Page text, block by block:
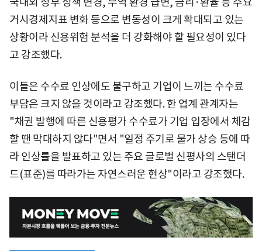
거시경제지표 변화 등으로 변동성이 크게 확대되고 있는
상황이라 신용위험 분석을 더 강화해야 할 필요성이 있다
고 강조했다.
이들은 수수료 인상에도 불구하고 기업이 느끼는 수수료
부담은 크지 않을 것이라고 강조했다. 한 업계 관계자는
"채권 발행에 따른 신용평가 수수료가 기업 입장에서 체감
할 땐 막대하지 않다"면서 "일정 주기로 물가 상승 등에 따
라 인상률을 발표하고 있는 주요 글로벌 신평사의 스탠더
드(표준)를 따라가는 자연스러운 현상"이라고 강조했다.